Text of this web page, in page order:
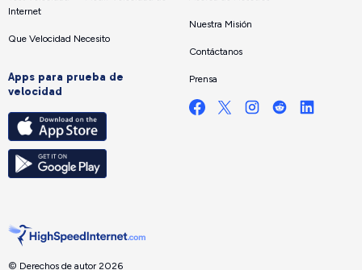
Internet
Que Velocidad Necesito
Apps para prueba de
velocidad
Nuestra Misión
Contáctanos
Prensa
© Derechos de autor 2026